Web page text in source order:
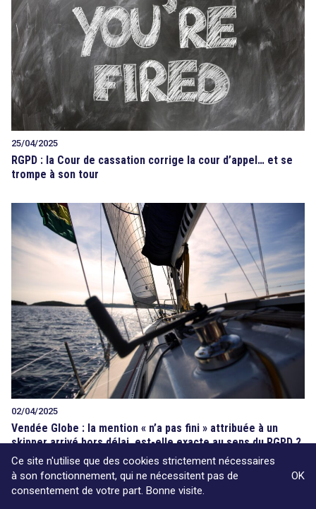
25/04/2025
RGPD : la Cour de cassation corrige la cour d’appel… et se
trompe à son tour
02/04/2025
Vendée Globe : la mention « n’a pas fini » attribuée à un
skipper arrivé hors délai, est-elle exacte au sens du RGPD ?
Ce site n'utilise que des cookies strictement nécessaires
à son fonctionnement, qui ne nécessitent pas de
consentement de votre part. Bonne visite.
OK